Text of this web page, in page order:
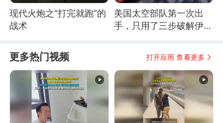
现代火炮之“打完就跑”的
战术
美国太空部队第一次出
手，只用了三步破解伊朗
更多热门视频 打开应用 查看更多